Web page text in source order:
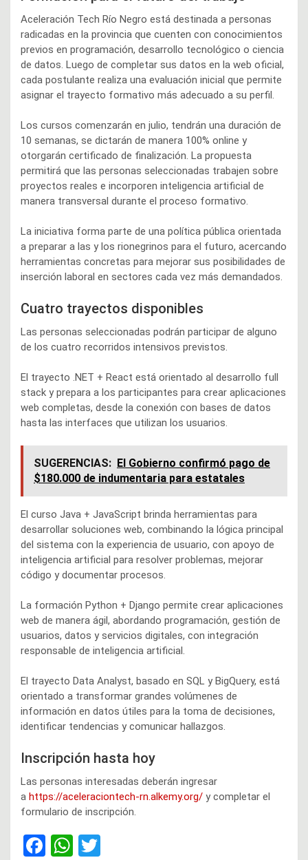
Aceleración Tech Río Negro está destinada a personas
radicadas en la provincia que cuenten con conocimientos
previos en programación, desarrollo tecnológico o ciencia
de datos. Luego de completar sus datos en la web oficial,
cada postulante realiza una evaluación inicial que permite
asignar el trayecto formativo más adecuado a su perfil.
Los cursos comenzarán en julio, tendrán una duración de
10 semanas, se dictarán de manera 100% online y
otorgarán certificado de finalización. La propuesta
permitirá que las personas seleccionadas trabajen sobre
proyectos reales e incorporen inteligencia artificial de
manera transversal durante el proceso formativo.
La iniciativa forma parte de una política pública orientada
a preparar a las y los rionegrinos para el futuro, acercando
herramientas concretas para mejorar sus posibilidades de
inserción laboral en sectores cada vez más demandados.
Cuatro trayectos disponibles
Las personas seleccionadas podrán participar de alguno
de los cuatro recorridos intensivos previstos.
El trayecto .NET + React está orientado al desarrollo full
stack y prepara a los participantes para crear aplicaciones
web completas, desde la conexión con bases de datos
hasta las interfaces que utilizan los usuarios.
SUGERENCIAS: El Gobierno confirmó pago de
$180.000 de indumentaria para estatales
El curso Java + JavaScript brinda herramientas para
desarrollar soluciones web, combinando la lógica principal
del sistema con la experiencia de usuario, con apoyo de
inteligencia artificial para resolver problemas, mejorar
código y documentar procesos.
La formación Python + Django permite crear aplicaciones
web de manera ágil, abordando programación, gestión de
usuarios, datos y servicios digitales, con integración
responsable de inteligencia artificial.
El trayecto Data Analyst, basado en SQL y BigQuery, está
orientado a transformar grandes volúmenes de
información en datos útiles para la toma de decisiones,
identificar tendencias y comunicar hallazgos.
Inscripción hasta hoy
Las personas interesadas deberán ingresar
a https://aceleraciontech-rn.alkemy.org/ y completar el
formulario de inscripción.
F
W